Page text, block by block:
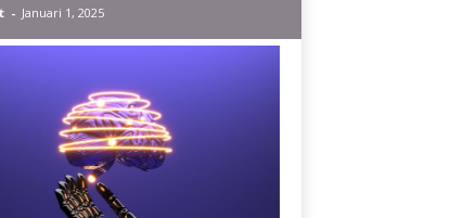
- Januari 1, 2025